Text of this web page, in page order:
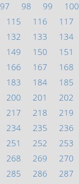
97 98 99 100
115 116 117
132 133 134
149 150 151
166 167 168
183 184 185
200 201 202
217 218 219
234 235 236
251 252 253
268 269 270
285 286 287